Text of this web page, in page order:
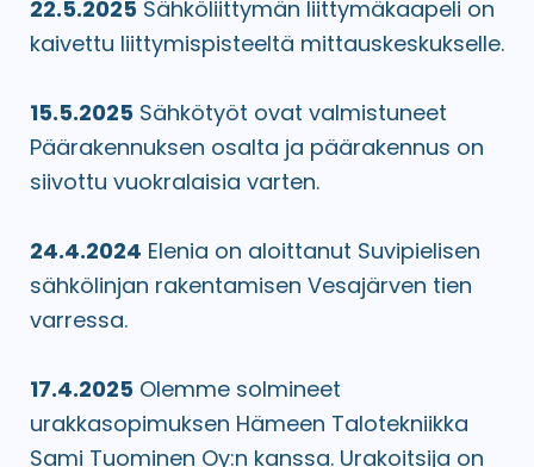
22.5.2025 Sähköliittymän liittymäkaapeli on
kaivettu liittymispisteeltä mittauskeskukselle.
15.5.2025 Sähkötyöt ovat valmistuneet
Päärakennuksen osalta ja päärakennus on
siivottu vuokralaisia varten.
24.4.2024 Elenia on aloittanut Suvipielisen
sähkölinjan rakentamisen Vesajärven tien
varressa.
17.4.2025 Olemme solmineet
urakkasopimuksen Hämeen Talotekniikka
Sami Tuominen Oy:n kanssa. Urakoitsija on